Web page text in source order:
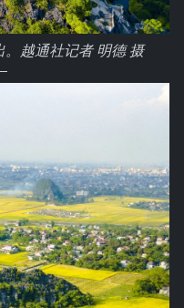
越通社记者 明德 摄